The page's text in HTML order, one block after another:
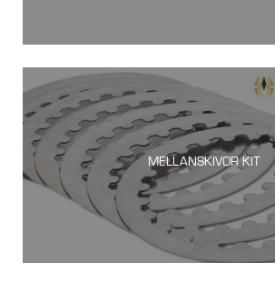
MELLANSKIVOR KIT